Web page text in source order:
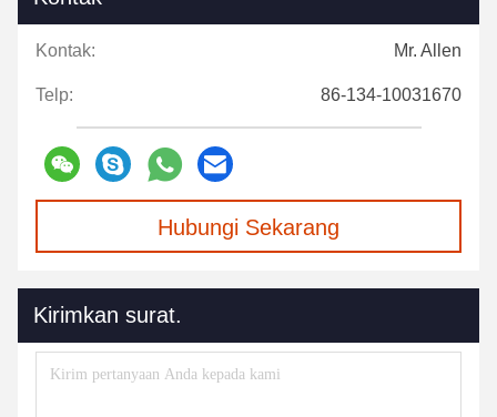
Kontak: Mr. Allen
Telp: 86-134-10031670
Hubungi Sekarang
Kirimkan surat.